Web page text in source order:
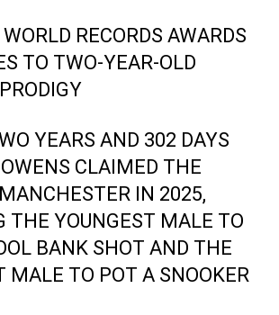
RECORDS AWARDS
TO TWO-YEAR-OLD
YEARS AND 302 DAYS
CLAIMED THE
IN 2025,
THE YOUNGEST MALE TO
BANK SHOT AND THE
MALE TO POT A SNOOKER